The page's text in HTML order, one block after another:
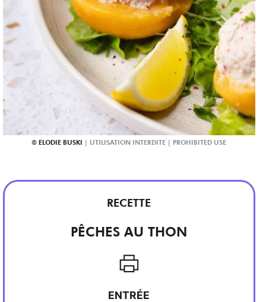
ELODIE BUSKI
RECETTE
PÊCHES AU THON
ENTRÉE